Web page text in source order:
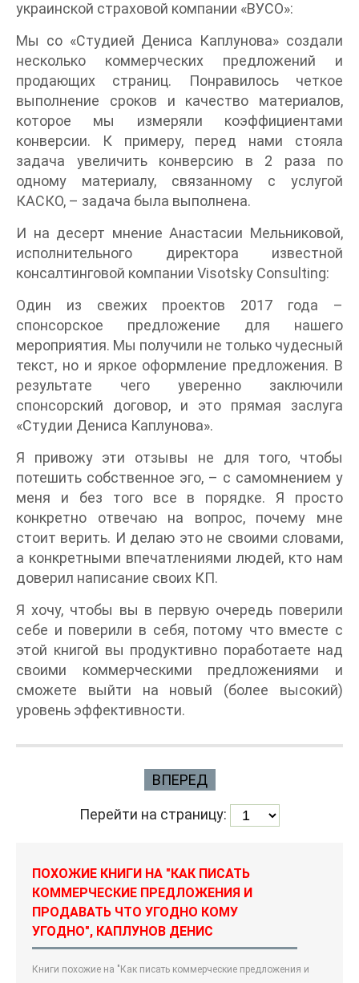
украинской страховой компании «ВУСО»:
Мы со «Студией Дениса Каплунова» создали
несколько коммерческих предложений и
продающих страниц. Понравилось четкое
выполнение сроков и качество материалов,
которое мы измеряли коэффициентами
конверсии. К примеру, перед нами стояла
задача увеличить конверсию в 2 раза по
одному материалу, связанному с услугой
КАСКО, – задача была выполнена.
И на десерт мнение Анастасии Мельниковой,
исполнительного директора известной
консалтинговой компании Visotsky Consulting:
Один из свежих проектов 2017 года –
спонсорское предложение для нашего
мероприятия. Мы получили не только чудесный
текст, но и яркое оформление предложения. В
результате чего уверенно заключили
спонсорский договор, и это прямая заслуга
«Студии Дениса Каплунова».
Я привожу эти отзывы не для того, чтобы
потешить собственное эго, – с самомнением у
меня и без того все в порядке. Я просто
конкретно отвечаю на вопрос, почему мне
стоит верить. И делаю это не своими словами,
а конкретными впечатлениями людей, кто нам
доверил написание своих КП.
Я хочу, чтобы вы в первую очередь поверили
себе и поверили в себя, потому что вместе с
этой книгой вы продуктивно поработаете над
своими коммерческими предложениями и
сможете выйти на новый (более высокий)
уровень эффективности.
ВПЕРЕД
Перейти на страницу:
ПОХОЖИЕ КНИГИ НА "КАК ПИСАТЬ
КОММЕРЧЕСКИЕ ПРЕДЛОЖЕНИЯ И
ПРОДАВАТЬ ЧТО УГОДНО КОМУ
УГОДНО", КАПЛУНОВ ДЕНИС
Книги похожие на "Как писать коммерческие предложения и